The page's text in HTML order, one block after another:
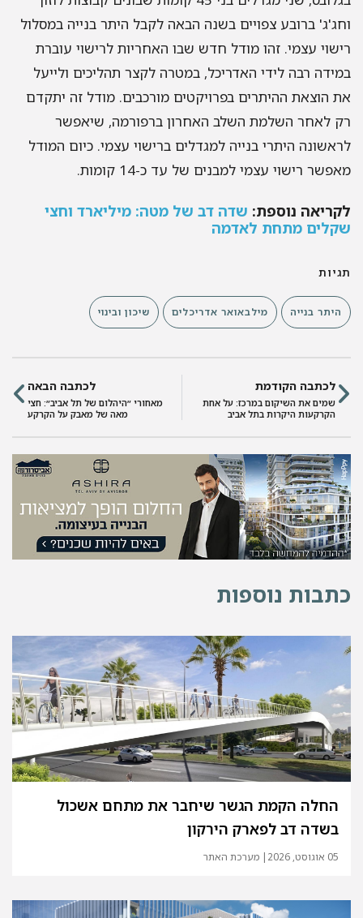
ברובע צפויים בשנה הבאה לקבל היתר בנייה במסלול
עצמי. זהו מודל חדש שבו האחריות לרישוי עוברת
רבה לידי האדריכל, במטרה לקצר תהליכים ולייעל
הוצאת ההיתרים בפרויקטים מורכבים. מודל זה יתקדם
לאחר השלמת השלב האחרון ברפורמה, שיאפשר
היתרי בנייה למגדלים ברישוי עצמי. כיום המודל
רישוי עצמי למבנים של עד כ-14 קומות.
נוספת:שדה דב של מטה: מיליארד וחצי
מתחת לאדמה
היתר בנייה מילבאואר אדריכלים שיכון ובינוי
לכתבה הקודמת
שמים את השיקום במרכז: על אחת
הקרקעות היקרות בתל אביב
לכתבה הבאה
מאחורי ״היהלום של תל אביב״: חצי
מאה של מאבק על הקרקע
נוספות
החלה הקמת הגשר שיחבר את מתחם אשכול
בשדה דב לפארק הירקון
| מערכת האתר